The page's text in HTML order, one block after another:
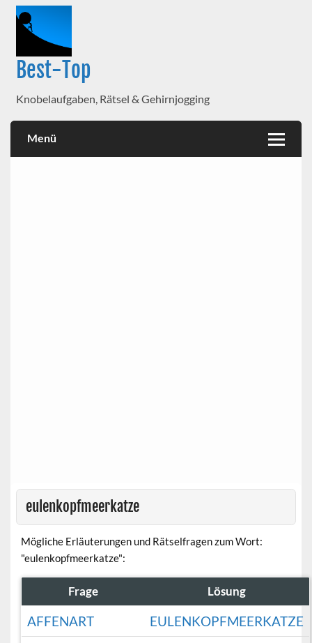
Best-Top
Knobelaufgaben, Rätsel & Gehirnjogging
Menü
eulenkopfmeerkatze
Mögliche Erläuterungen und Rätselfragen zum Wort:
"eulenkopfmeerkatze":
Frage Lösung
AFFENART
EULENKOPFMEERKATZE